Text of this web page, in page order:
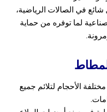
في الصالات الرياضية،
لما توفره من حماية
الأحجام لتلائم جميع